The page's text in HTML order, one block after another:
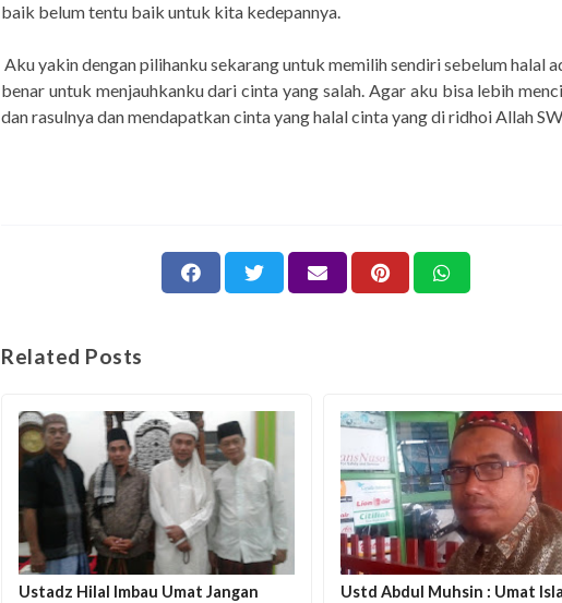
baik belum tentu baik untuk kita kedepannya.
Aku yakin dengan pilihanku sekarang untuk memilih sendiri sebelum halal
benar untuk menjauhkanku dari cinta yang salah. Agar aku bisa lebih
dan rasulnya dan mendapatkan cinta yang halal cinta yang di ridhoi Allah
Related Posts
Ustadz Hilal Imbau Umat Jangan
Ustd Abdul Muhsin : Umat